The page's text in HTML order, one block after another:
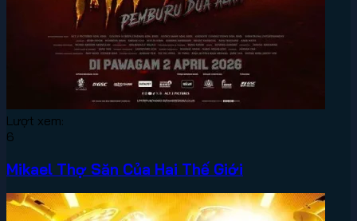
Lượt xem:
6
Mikael Thợ Săn Của Hai Thế Giới